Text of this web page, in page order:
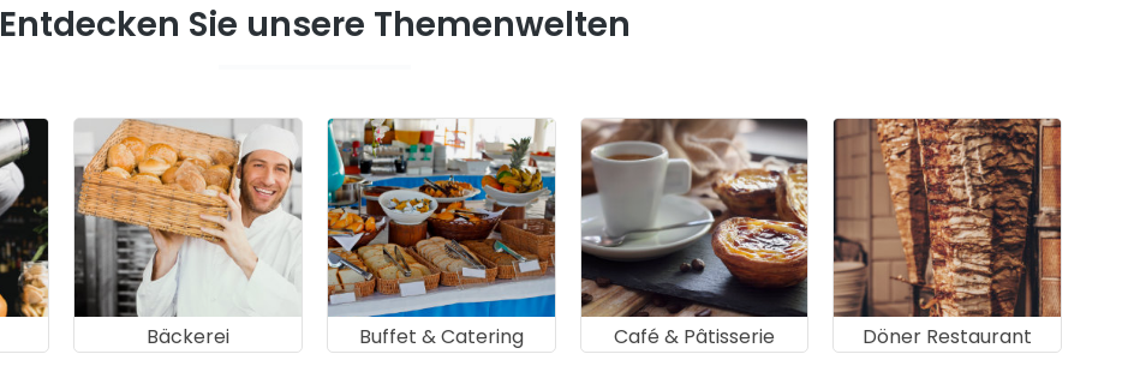
Entdecken Sie unsere Themenwelten
Bäckerei Buffet & Catering Café & Pâtisserie Döner Restaurant